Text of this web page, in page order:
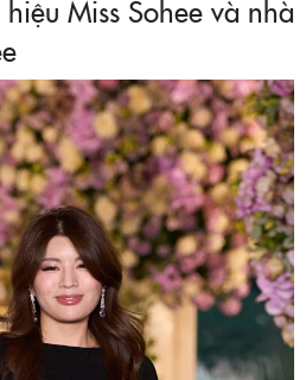
Miss Sohee và nhà